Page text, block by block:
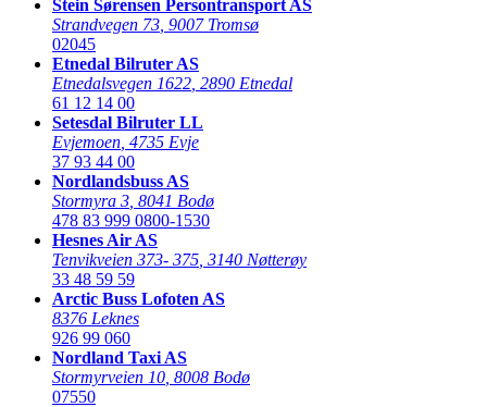
Stein Sørensen Persontransport AS
Strandvegen 73 9007 Tromsø
02045
Etnedal Bilruter AS
Etnedalsvegen 1622 2890 Etnedal
61 12 14 00
Setesdal Bilruter LL
Evjemoen 4735 Evje
37 93 44 00
Nordlandsbuss AS
Stormyra 3 8041 Bodø
478 83 999 0800-1530
Hesnes Air AS
Tenvikveien 373- 375 3140 Nøtterøy
33 48 59 59
Arctic Buss Lofoten AS
8376 Leknes
926 99 060
Nordland Taxi AS
Stormyrveien 10 8008 Bodø
07550